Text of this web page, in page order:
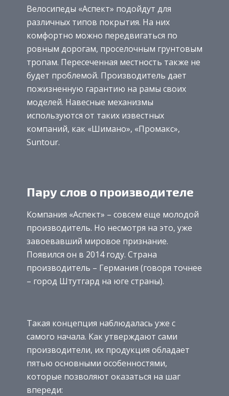
Велосипеды «Аспект» подойдут для
различных типов покрытия. На них
комфортно можно передвигаться по
ровным дорогам, проселочным грунтовым
тропам. Пересеченная местность также не
будет проблемой. Производитель дает
пожизненную гарантию на рамы своих
моделей. Навесные механизмы
используются от таких известных
компаний, как «Шимано», «Промакс»,
Suntour.
Пару слов о производителе
Компания «Аспект» – совсем еще молодой
производитель. Но несмотря на это, уже
завоевавший мировое признание.
Появился он в 2014 году. Страна
производитель – Германия (говоря точнее
– город Штутгард на юге страны).
Такая концепция наблюдалась уже с
самого начала. Как утверждают сами
производители, их продукция обладает
пятью основными особенностями,
которые позволяют оказаться на шаг
впереди: